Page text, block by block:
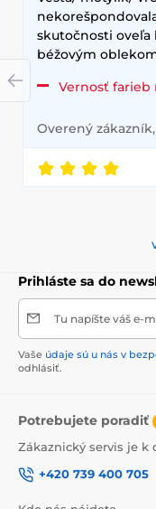
skutočnosti oveľa
béžovým
Vernosť farieb
Overený zákazník,
Prihláste sa do
Tu napíšte váš e-
Vaše údaje sú u nás v
odhlásiť.
Potrebujete poradiť
Zákaznický servis je k
+420 739 400 705